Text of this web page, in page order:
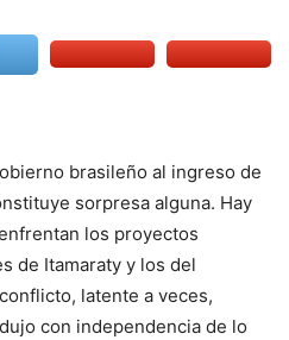
brasileño al ingreso de
sorpresa alguna. Hay
los proyectos
de Itamaraty y los del
latente a veces,
con independencia de lo